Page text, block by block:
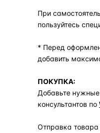
При
пользуйтесь
* Перед
добавить
ПОКУПКА:
Добавьте
консультантов по
Отправка товара